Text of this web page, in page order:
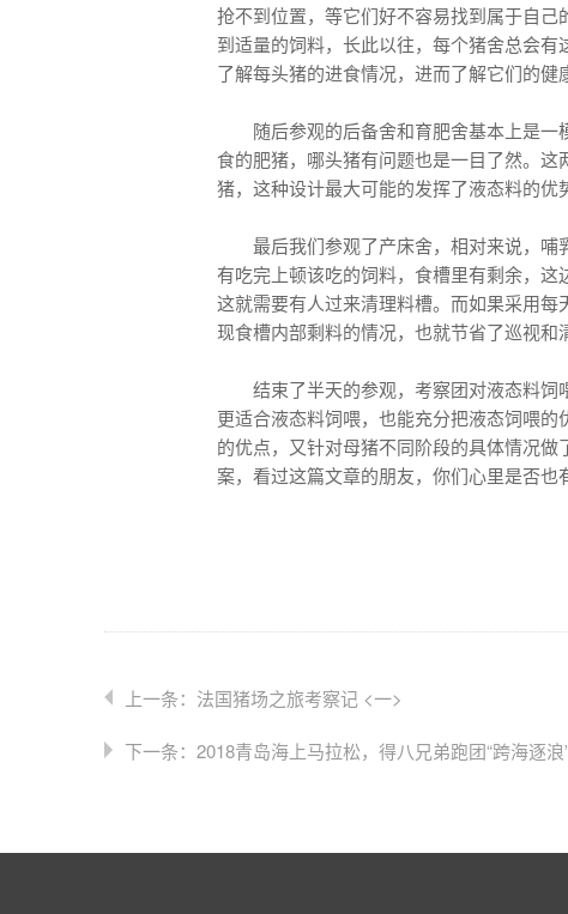
抢不到位置，等它们好不容易找到属于自
到适量的饲料，长此以往，每个猪舍总会
了解每头猪的进食情况，进而了解它们的健
随后参观的后备舍和育肥舍基本上是
食的肥猪，哪头猪有问题也是一目了然。
猪，这种设计最大可能的发挥了液态料的优
最后我们参观了产床舍，相对来说，
有吃完上顿该吃的饲料，食槽里有剩余，这
这就需要有人过来清理料槽。而如果采用
现食槽内部剩料的情况，也就节省了巡视和
结束了半天的参观，考察团对液态料
更适合液态料饲喂，也能充分把液态饲喂
的优点，又针对母猪不同阶段的具体情况
案，看过这篇文章的朋友，你们心里是否也
上一条：法国猪场之旅考察记 <一>
下一条：2018青岛海上马拉松，得八兄弟跑团“跨海逐浪